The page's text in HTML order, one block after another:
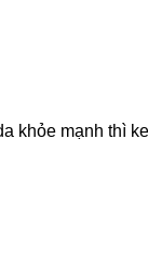
khỏe mạnh thì